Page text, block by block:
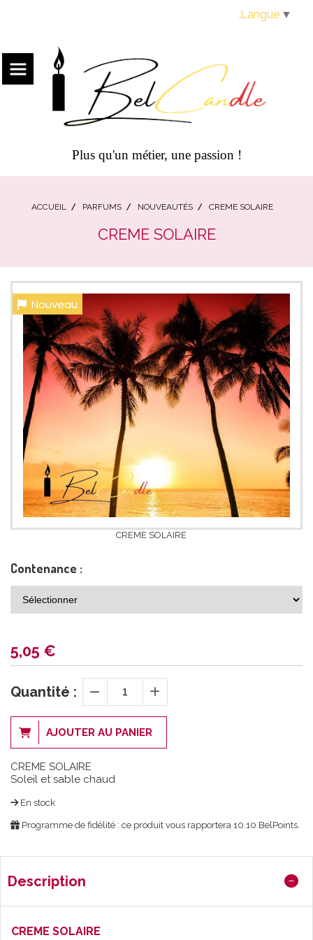
Plus qu'un métier, une passion !
ACCUEIL PARFUMS NOUVEAUTÉS CREME SOLAIRE
CREME SOLAIRE
Nouveau
CREME SOLAIRE
Contenance :
5,05 €
Quantité :
AJOUTER AU PANIER
CREME SOLAIRE
Soleil et sable chaud
En stock
Programme de fidélité : ce produit vous rapportera 10.10 BelPoints.
Description
CREME SOLAIRE
Langue ▼